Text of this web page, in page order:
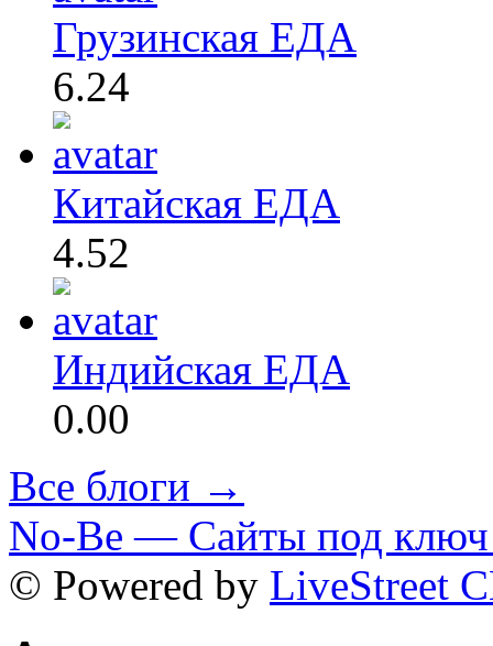
Грузинская ЕДА
6.24
Китайская ЕДА
4.52
Индийская ЕДА
0.00
Все блоги →
No-Be — Сайты под ключ
© Powered by LiveStreet